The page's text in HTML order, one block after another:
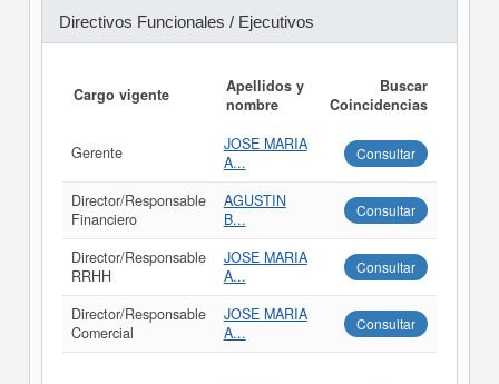
Directivos Funcionales / Ejecutivos
Cargo vigente
Apellidos y
nombre
Buscar
Coincidencias
Gerente
JOSE MARIA
A...
Consultar
Director/Responsable
Financiero
AGUSTIN
B...
Consultar
Director/Responsable
RRHH
JOSE MARIA
A...
Consultar
Director/Responsable
Comercial
JOSE MARIA
A...
Consultar